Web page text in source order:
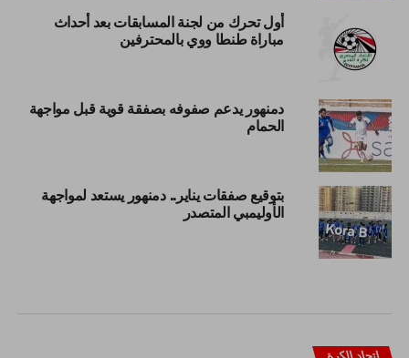
أول تحرك من لجنة المسابقات بعد أحداث
مباراة طنطا ووي بالمحترفين
دمنهور يدعم صفوفه بصفقة قوية قبل مواجهة
الحمام
بتوقيع صفقات يناير.. دمنهور يستعد لمواجهة
الأوليمبي المتصدر